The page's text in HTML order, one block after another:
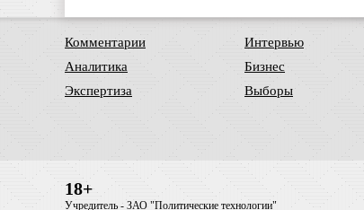
Комментарии
Аналитика
Экспертиза
Интервью
Бизнес
Выборы
18+
Учредитель - ЗАО "Политические технологии"